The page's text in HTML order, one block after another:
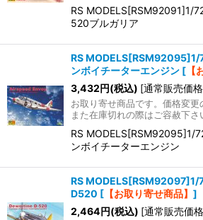
RS MODELS[RSM92091]1/
520ブルガリア
RS
ンボイチーターエンジン [ 【
3,432円(税込) [通常販売価格
お取り寄せ商品です。価格変更
また在庫切れの際はご容赦下さ
RS MODELS[RSM92095]1/
ンボイチーターエンジン
RS
D520 [ 【お取り寄せ商品】 ]
2,464円(税込) [通常販売価格